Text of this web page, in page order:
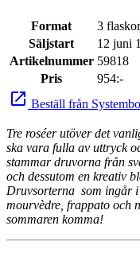
Format
3 flaskor
Säljstart
12 juni
Artikelnummer 59818
Pris
954:-
launch Beställ från
Tre roséer utöver det
ska vara fulla av uttryck
stammar druvorna från
och dessutom en kreativ
Druvsorterna som ingår
mourvèdre, frappato och
sommaren komma!